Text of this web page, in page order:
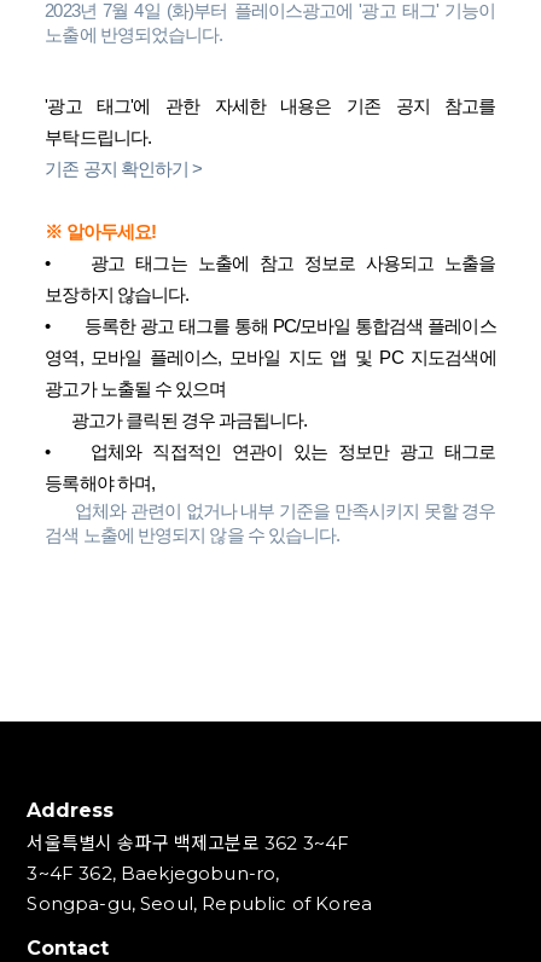
2023년 7월 4일 (화)부터 플레이스광고에 '광고 태그' 기능이
노출에 반영되었습니다.
'광고 태그'에 관한 자세한 내용은 기존 공지 참고를
부탁드립니다.
기존 공지 확인하기 >
※ 알아두세요!
•
광고 태그는 노출에 참고 정보로 사용되고 노출을
보장하지 않습니다.
•
등록한 광고 태그를 통해 PC/모바일 통합검색 플레이스
영역, 모바일 플레이스, 모바일 지도 앱 및 PC 지도검색에
광고가 노출될 수 있으며
광고가 클릭된 경우 과금됩니다.
•
업체와 직접적인 연관이 있는 정보만 광고 태그로
등록해야 하며,
업체와 관련이 없거나 내부 기준을 만족시키지 못할 경우
검색 노출에 반영되지 않을 수 있습니다.
Address
서울특별시 송파구 백제고분로 362 3~4F
3~4F 362, Baekjegobun-ro,
Songpa-gu, Seoul, Republic of Korea
Contact